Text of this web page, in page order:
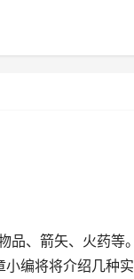
品、箭矢、火药等
小编将将介绍几种